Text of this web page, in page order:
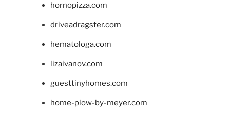
hornopizza.com
driveadragster.com
hematologa.com
lizaivanov.com
guesttinyhomes.com
home-plow-by-meyer.com